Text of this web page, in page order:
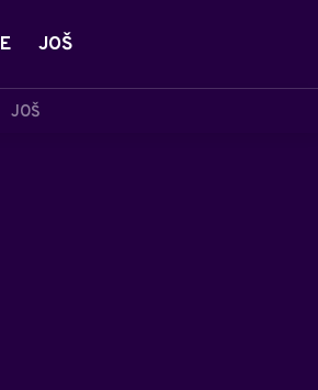
JOŠ
JOŠ